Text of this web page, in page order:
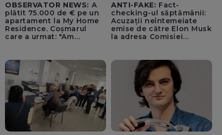
OBSERVATOR NEWS: A
plătit 75.000 de € pe un
apartament la My Home
Residence. Coșmarul
care a urmat: "Am
ANTI-FAKE: Fact-
checking-ul săptămânii:
Acuzații neîntemeiate
emise de către Elon Musk
la adresa Comisiei
pentru instaurarea
„cenzurii” pe platforma X